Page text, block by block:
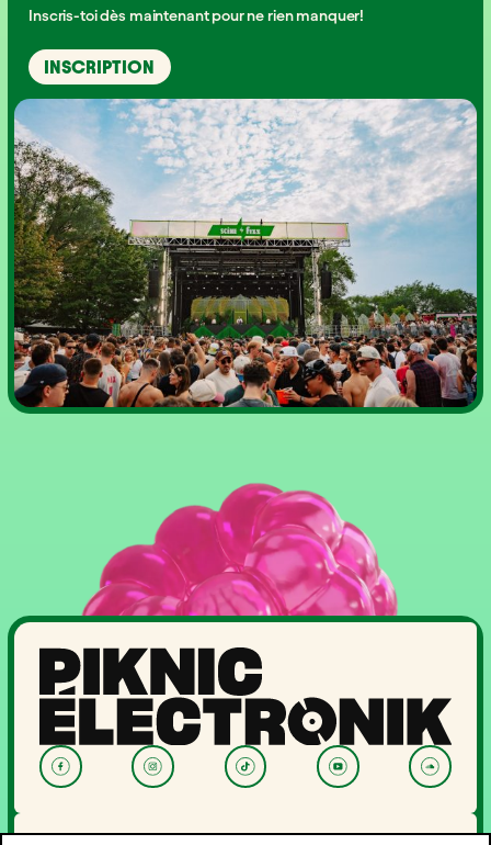
Inscris-toi dès maintenant pour ne rien manquer!
INSCRIPTION